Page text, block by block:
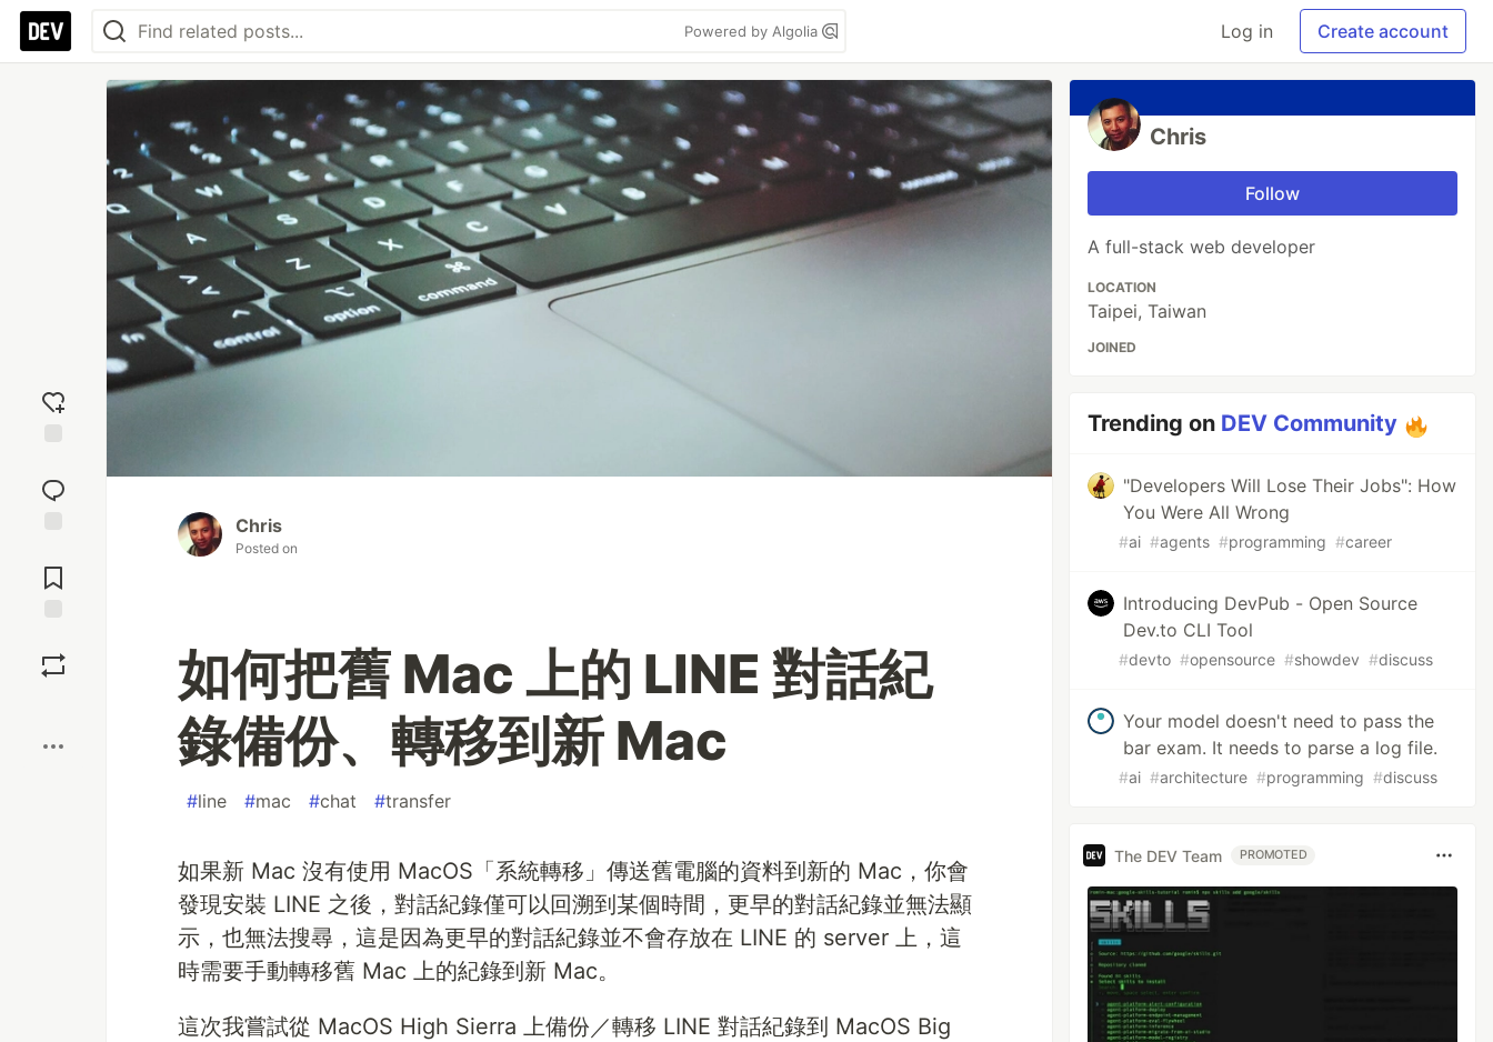
Powered by Algolia Log in Create account
reaction
Comments
Chris
Posted on
如何把舊 Mac 上的 LINE 對話紀
錄備份、轉移到新 Mac
#line #mac #chat #transfer
如果新 Mac 沒有使用 MacOS「系統轉移」傳送舊電腦的資料到新的 Mac，你會
發現安裝 LINE 之後，對話紀錄僅可以回溯到某個時間，更早的對話紀錄並無法顯
示，也無法搜尋，這是因為更早的對話紀錄並不會存放在 LINE 的 server 上，這
時需要手動轉移舊 Mac 上的紀錄到新 Mac。
這次我嘗試從 MacOS High Sierra 上備份／轉移 LINE 對話紀錄到 MacOS Big
Chris
Follow
A full-stack web developer
LOCATION
Taipei, Taiwan
JOINED
Trending on DEV Community
"Developers Will Lose Their Jobs": How
You Were All Wrong
#ai #agents #programming #career
Introducing DevPub - Open Source
Dev.to CLI Tool
#devto #opensource #showdev #discuss
Your model doesn't need to pass the
bar exam. It needs to parse a log file.
#ai #architecture #programming #discuss
The DEV Team PROMOTED